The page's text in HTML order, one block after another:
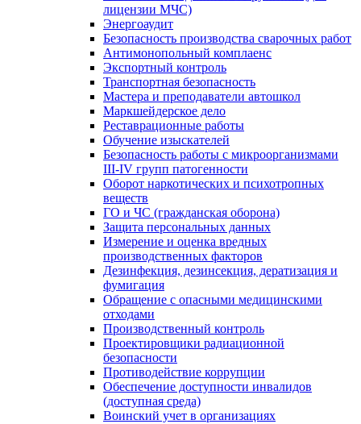
лицензии МЧС)
Энергоаудит
Безопасность производства сварочных работ
Антимонопольный комплаенс
Экспортный контроль
Транспортная безопасность
Мастера и преподаватели автошкол
Маркшейдерское дело
Реставрационные работы
Обучение изыскателей
Безопасность работы с микроорганизмами
III-IV групп патогенности
Оборот наркотических и психотропных
веществ
ГО и ЧС (гражданская оборона)
Защита персональных данных
Измерение и оценка вредных
производственных факторов
Дезинфекция, дезинсекция, дератизация и
фумигация
Обращение с опасными медицинскими
отходами
Производственный контроль
Проектировщики радиационной
безопасности
Противодействие коррупции
Обеспечение доступности инвалидов
(доступная среда)
Воинский учет в организациях